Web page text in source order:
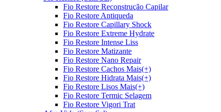
Fio Restore Reconstrução Capilar
Fio Restore Antiqueda
Fio Restore Capillary Shock
Fio Restore Extreme Hydrate
Fio Restore Intense Liss
Fio Restore Matizante
Fio Restore Nano Repair
Fio Restore Cachos Mais(+)
Fio Restore Hidrata Mais(+)
Fio Restore Lisos Mais(+)
Fio Restore Termic Selagem
Fio Restore Vigori Trat